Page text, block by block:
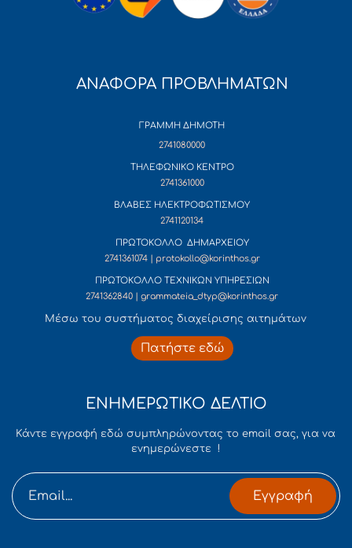
ΑΝΑΦΟΡΑ ΠΡΟΒΛΗΜΑΤΩΝ
ΓΡΑΜΜΗ ΔΗΜΟΤΗ
2741080000
ΤΗΛΕΦΩΝΙΚΟ ΚΕΝΤΡΟ
2741361000
ΒΛΑΒΕΣ ΗΛΕΚΤΡΟΦΩΤΙΣΜΟΥ
2741120134
ΠΡΩΤΟΚΟΛΛΟ ΔΗΜΑΡΧΕΙΟΥ
2741361074 | protokollo@korinthos.gr
ΠΡΩΤΟΚΟΛΛΟ ΤΕΧΝΙΚΩΝ ΥΠΗΡΕΣΙΩΝ
2741362840 | grammateia_dtyp@korinthos.gr
Mέσω του συστήματος διαχείρισης αιτημάτων
Πατήστε εδώ
ΕΝΗΜΕΡΩΤΙΚΟ ΔΕΛΤΙΟ
Κάντε εγγραφή εδώ συμπληρώνοντας το email σας, για να
ενημερώνεστε !
Εγγραφή